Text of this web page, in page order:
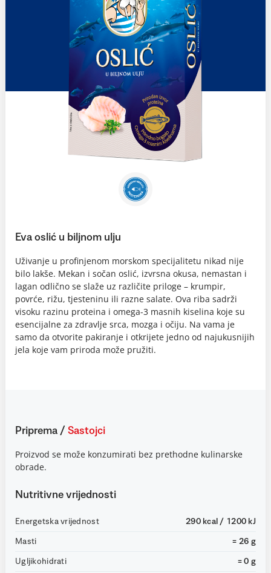
Eva oslić u biljnom ulju
Uživanje u profinjenom morskom specijalitetu nikad nije
bilo lakše. Mekan i sočan oslić, izvrsna okusa, nemastan i
lagan odlično se slaže uz različite priloge – krumpir,
povrće, rižu, tjesteninu ili razne salate. Ova riba sadrži
visoku razinu proteina i omega-3 masnih kiselina koje su
esencijalne za zdravlje srca, mozga i očiju. Na vama je
samo da otvorite pakiranje i otkrijete jedno od najukusnijih
jela koje vam priroda može pružiti.
Priprema / Sastojci
Proizvod se može konzumirati bez prethodne kulinarske
obrade.
Nutritivne vrijednosti
Energetska vrijednost 290 kcal / 1200 kJ
Masti = 26 g
Ugljikohidrati = 0 g